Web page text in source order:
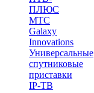
ПЛЮС
МТС
Galaxy
Innovations
Универсальные
спутниковые
приставки
IP-ТВ